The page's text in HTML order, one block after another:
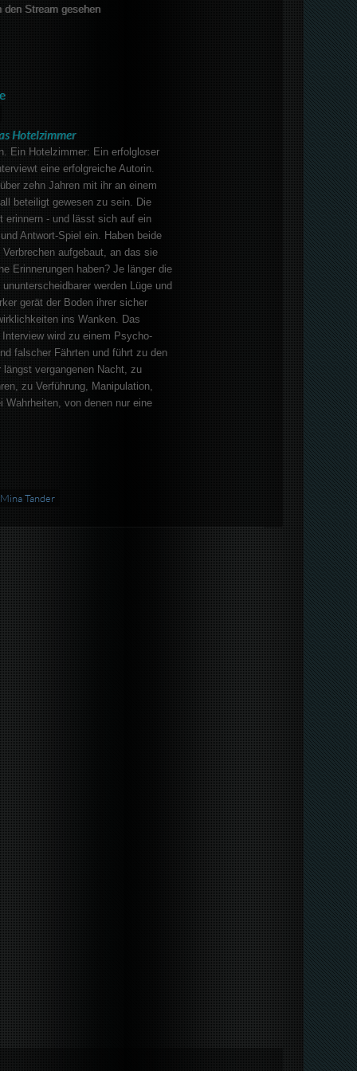
Stream gesehen
Hotelzimmer
Ein Hotelzimmer: Ein erfolgloser
eine erfolgreiche Autorin.
zehn Jahren mit ihr an einem
beteiligt gewesen zu sein. Die
erinnern - und lässt sich auf ein
Antwort-Spiel ein. Haben beide
aufgebaut, an das sie
Erinnerungen haben? Je länger die
werden Lüge und
gerät der Boden ihrer sicher
ins Wanken. Das
wird zu einem Psycho-
falscher Fährten und führt zu den
vergangenen Nacht, zu
zu Verführung, Manipulation,
Wahrheiten, von denen nur eine
Mina Tander